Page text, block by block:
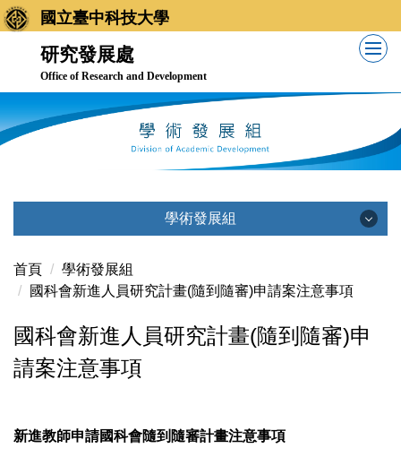
跳
到
容
區
國立臺中科技大學
研究發展處
Office of Research and Development
學術發展組
學術發展組
公告訊息
業務職掌
法令規章
首頁
學術發展組
國科會新進人員研究計畫(隨到隨審)申請案注意事項
國科會新進人員研究計畫(隨到隨審)申
請案注意事項
新進教師申請國科會隨到隨審計畫注意事項